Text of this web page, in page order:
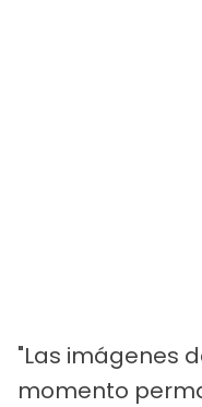
"Las imágenes
momento